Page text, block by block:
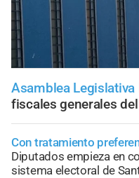
Asamblea Legislativa
fiscales generales
Con tratamiento
Diputados empieza en
sistema electoral de